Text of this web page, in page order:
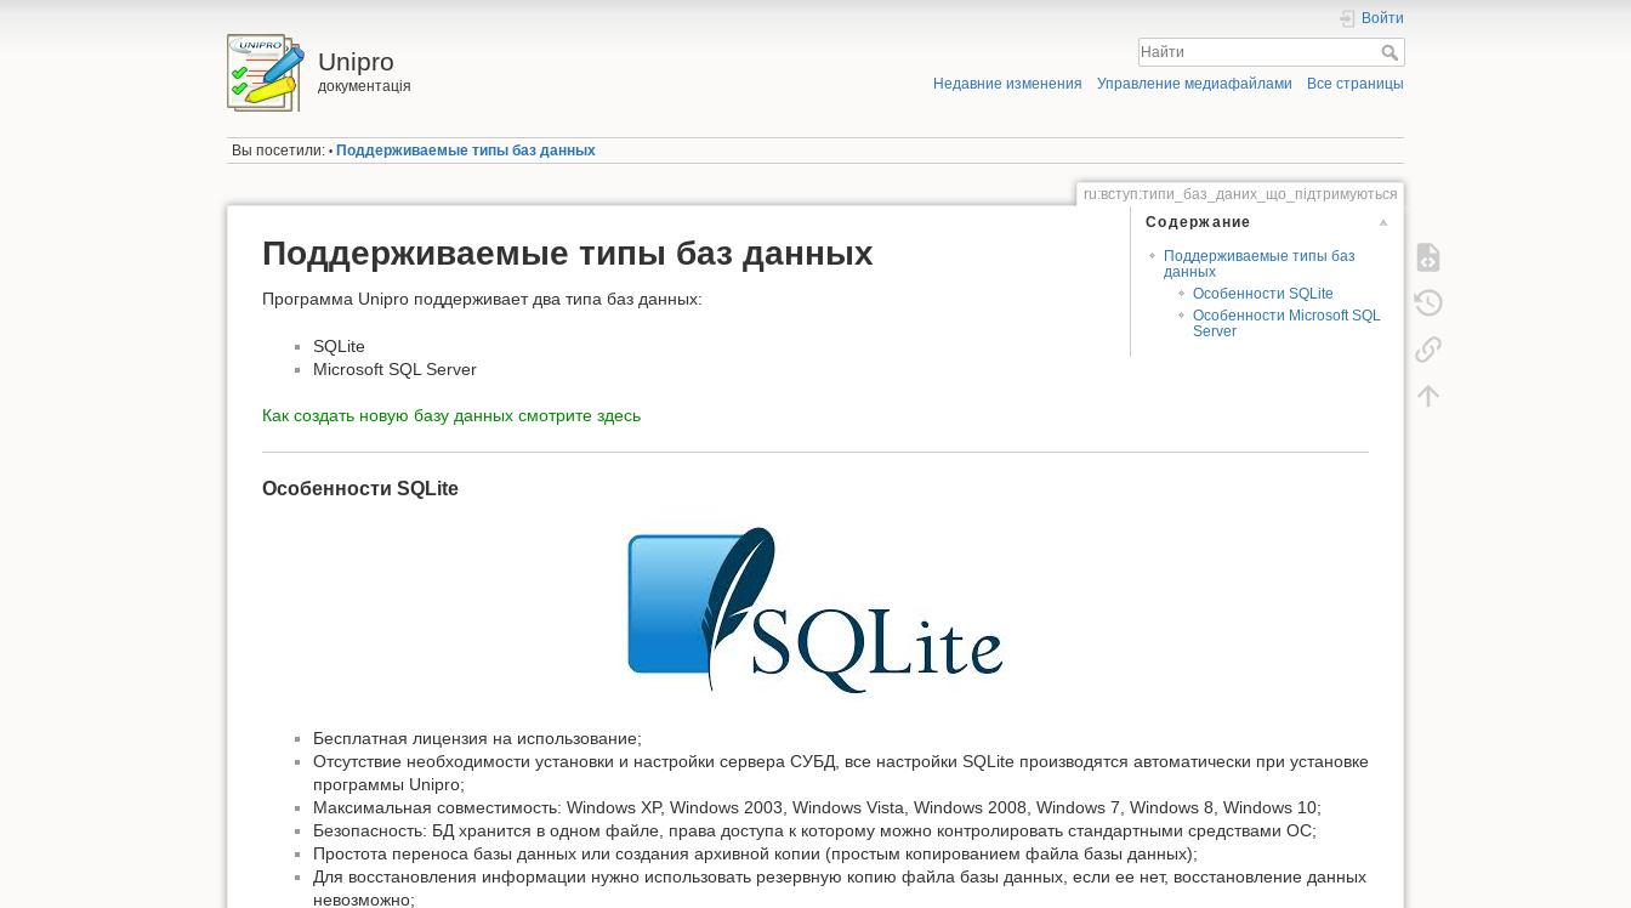
Unipro
документація
Войти
Недавние изменения Управление медиафайлами Все страницы
Вы посетили: • Поддерживаемые типы баз данных
ru:вступ:типи_баз_даних_що_підтримуються
Содержание
Поддерживаемые типы баз
данных
Особенности SQLite
Особенности Microsoft SQL
Server
Поддерживаемые типы баз данных
Программа Unipro поддерживает два типа баз данных:
SQLite
Microsoft SQL Server
Как создать новую базу данных смотрите здесь
Особенности SQLite
Бесплатная лицензия на использование;
Отсутствие необходимости установки и настройки сервера СУБД, все настройки SQLite производятся автоматически при установке
программы Unipro;
Максимальная совместимость: Windows XP, Windows 2003, Windows Vista, Windows 2008, Windows 7, Windows 8, Windows 10;
Безопасность: БД хранится в одном файле, права доступа к которому можно контролировать стандартными средствами ОС;
Простота переноса базы данных или создания архивной копии (простым копированием файла базы данных);
Для восстановления информации нужно использовать резервную копию файла базы данных, если ее нет, восстановление данных
невозможно;